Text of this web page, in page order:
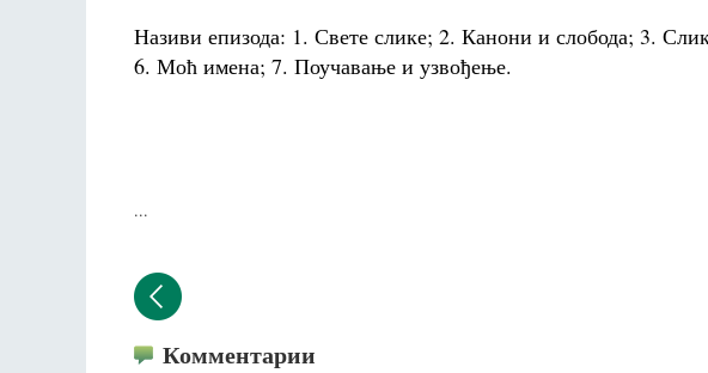
Називи епизода: 1. Свете слике; 2. Канони и слобода; 3.
6. Моћ имена; 7. Поучавање и узвођење.
...
Комментарии